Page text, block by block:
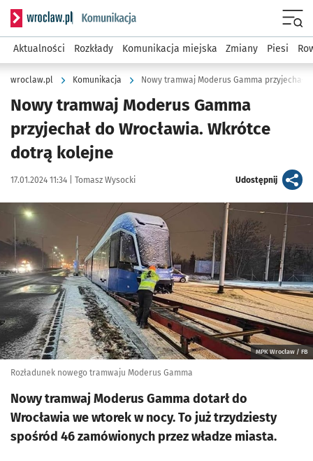
Serwis informacyjny wroclaw.pl podserwis: Komunikacja
Aktualności Rozkłady Komunikacja miejska Zmiany Piesi
wroclaw.pl Komunikacja Nowy tramwaj Moderus Gamma przyjechał
Nowy tramwaj Moderus Gamma
przyjechał do Wrocławia. Wkrótce
dotrą kolejne
Data publikacji:
17.01.2024 11:34 | Autor:
Tomasz Wysocki Udostępnijartykuł
Kliknij, aby powiększyć
MPK Wrocław / FB
Rozładunek nowego tramwaju Moderus Gamma
Nowy tramwaj Moderus Gamma dotarł do
Wrocławia we wtorek w nocy. To już trzydziesty
spośród 46 zamówionych przez władze miasta.